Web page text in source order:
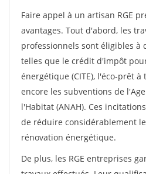
Faire appel à un artisan RGE
avantages. Tout d'abord, les
professionnels sont éligibles à
telles que le crédit d'impôt
énergétique (CITE), l'éco-prêt à
encore les subventions de
l'Habitat (ANAH). Ces
de réduire considérablement
rénovation énergétique.
De plus, les RGE entreprises